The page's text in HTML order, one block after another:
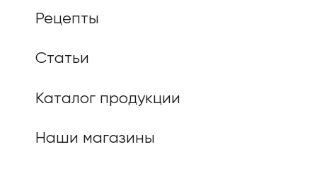
Рецепты
Статьи
Каталог продукции
Наши магазины